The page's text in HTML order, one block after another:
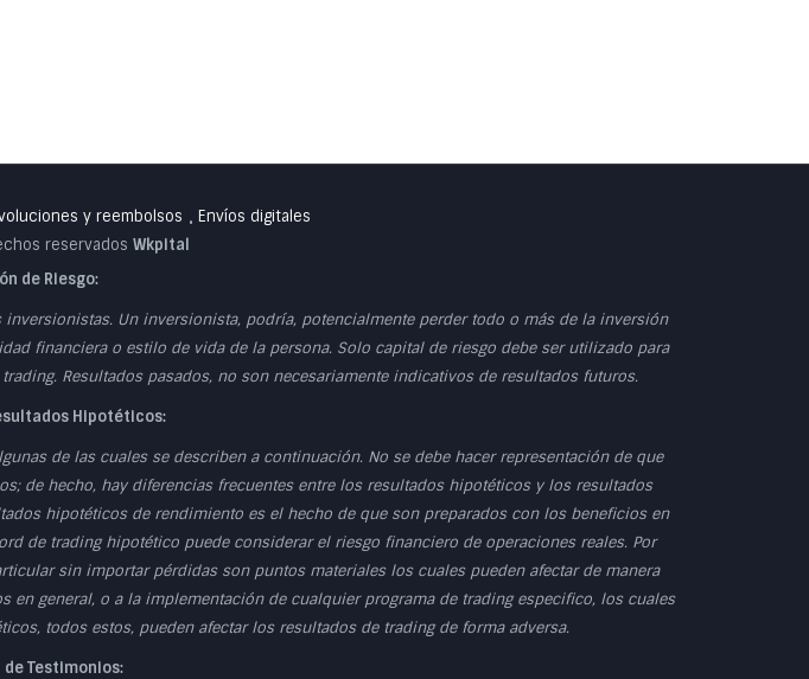
y reembolsos • Envíos digitales
reservados Wkpital
de Riesgo:
Un inversionista, podría, potencialmente perder todo o más de la inversión
financiera o estilo de vida de la persona. Solo capital de riesgo debe ser utilizado para
Resultados pasados, no son necesariamente indicativos de resultados futuros.
Hipotéticos:
de las cuales se describen a continuación. No se debe hacer representación de que
de hecho, hay diferencias frecuentes entre los resultados hipotéticos y los resultados
hipotéticos de rendimiento es el hecho de que son preparados con los beneficios en
de trading hipotético puede considerar el riesgo financiero de operaciones reales. Por
sin importar pérdidas son puntos materiales los cuales pueden afectar de manera
general, o a la implementación de cualquier programa de trading especifico, los cuales
todos estos, pueden afectar los resultados de trading de forma adversa.
Testimonios: